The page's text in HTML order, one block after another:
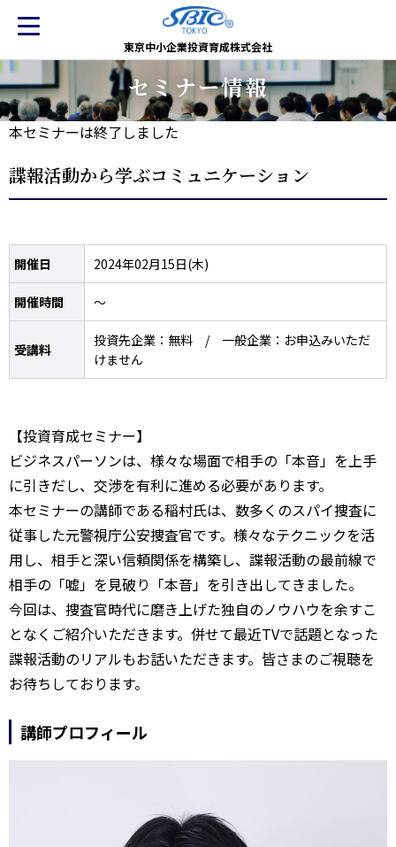
東京中小企業投資育成株式会社
セミナー情報
本セミナーは終了しました
諜報活動から学ぶコミュニケーション
開催日 2024年02月15日(木)
開催時間 ～
受講料
投資先企業：無料 / 一般企業：お申込みいただ
けません
【投資育成セミナー】
ビジネスパーソンは、様々な場面で相手の「本音」を上手
に引きだし、交渉を有利に進める必要があります。
本セミナーの講師である稲村氏は、数多くのスパイ捜査に
従事した元警視庁公安捜査官です。様々なテクニックを活
用し、相手と深い信頼関係を構築し、諜報活動の最前線で
相手の「嘘」を見破り「本音」を引き出してきました。
今回は、捜査官時代に磨き上げた独自のノウハウを余すこ
となくご紹介いただきます。併せて最近TVで話題となった
諜報活動のリアルもお話いただきます。皆さまのご視聴を
お待ちしております。
講師プロフィール